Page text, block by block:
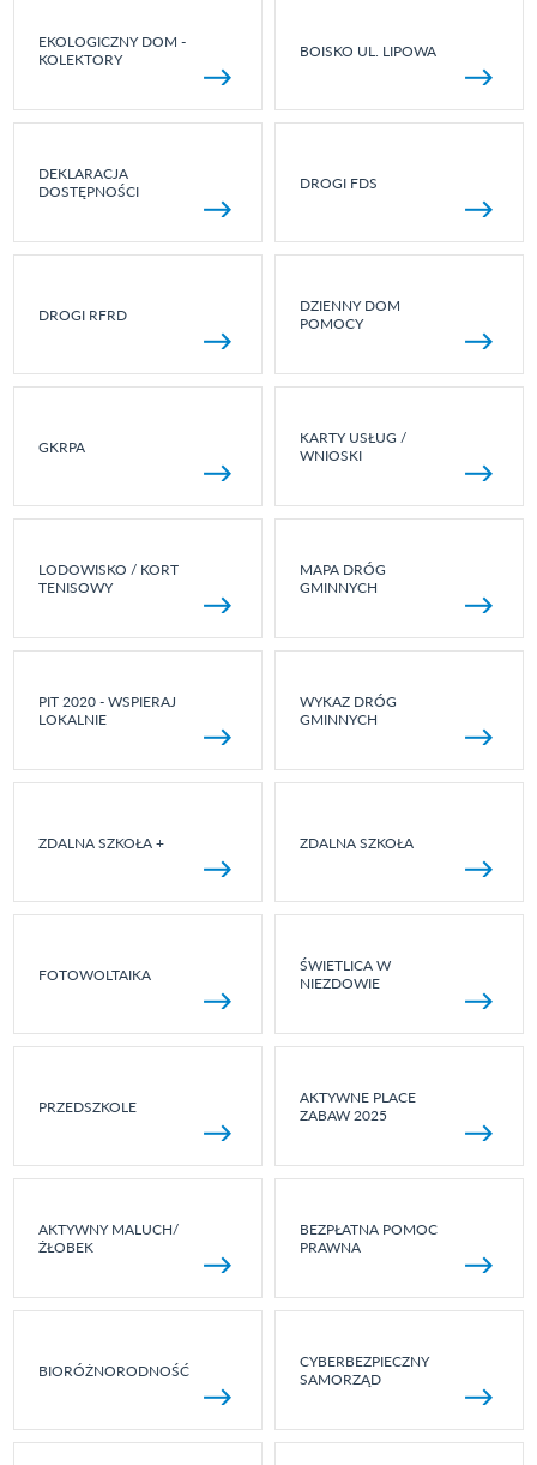
EKOLOGICZNY DOM -
KOLEKTORY
BOISKO UL. LIPOWA
DEKLARACJA
DOSTĘPNOŚCI
DROGI FDS
DROGI RFRD
DZIENNY DOM
POMOCY
GKRPA
KARTY USŁUG /
WNIOSKI
LODOWISKO / KORT
TENISOWY
MAPA DRÓG
GMINNYCH
PIT 2020 - WSPIERAJ
LOKALNIE
WYKAZ DRÓG
GMINNYCH
ZDALNA SZKOŁA + ZDALNA SZKOŁA
FOTOWOLTAIKA
ŚWIETLICA W
NIEZDOWIE
PRZEDSZKOLE
AKTYWNE PLACE
ZABAW 2025
AKTYWNY MALUCH/
ŻŁOBEK
BEZPŁATNA POMOC
PRAWNA
BIORÓŻNORODNOŚĆ
CYBERBEZPIECZNY
SAMORZĄD